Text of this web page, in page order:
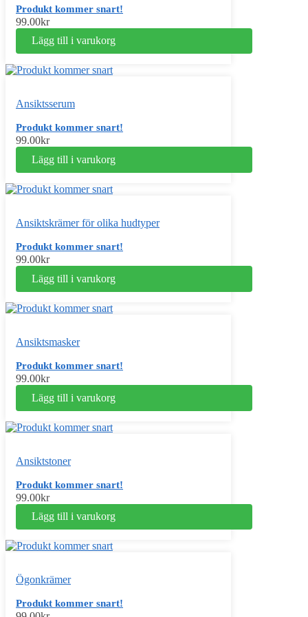
Produkt kommer snart!
99.00kr
Lägg till i varukorg
Ansiktsserum
Produkt kommer snart!
99.00kr
Lägg till i varukorg
Ansiktskrämer för olika hudtyper
Produkt kommer snart!
99.00kr
Lägg till i varukorg
Ansiktsmasker
Produkt kommer snart!
99.00kr
Lägg till i varukorg
Ansiktstoner
Produkt kommer snart!
99.00kr
Lägg till i varukorg
Ögonkrämer
Produkt kommer snart!